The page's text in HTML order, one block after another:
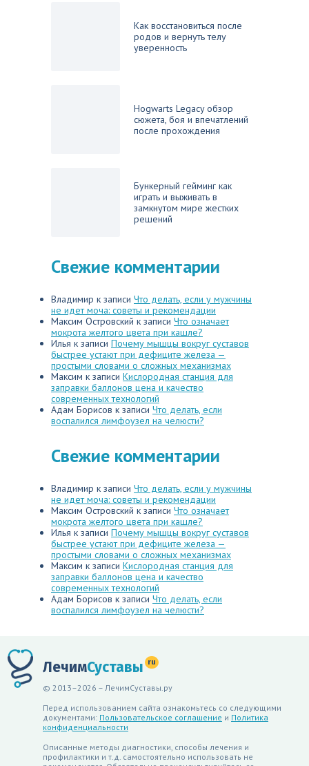
Как восстановиться после
родов и вернуть телу
уверенность
Hogwarts Legacy обзор
сюжета, боя и впечатлений
после прохождения
Бункерный гейминг как
играть и выживать в
замкнутом мире жестких
решений
Свежие комментарии
Владимир к записи Что делать, если у мужчины
не идет моча: советы и рекомендации
Максим Островский к записи Что означает
мокрота желтого цвета при кашле?
Илья к записи Почему мышцы вокруг суставов
быстрее устают при дефиците железа —
простыми словами о сложных механизмах
Максим к записи Кислородная станция для
заправки баллонов цена и качество
современных технологий
Адам Борисов к записи Что делать, если
воспалился лимфоузел на челюсти?
Свежие комментарии
Владимир к записи Что делать, если у мужчины
не идет моча: советы и рекомендации
Максим Островский к записи Что означает
мокрота желтого цвета при кашле?
Илья к записи Почему мышцы вокруг суставов
быстрее устают при дефиците железа —
простыми словами о сложных механизмах
Максим к записи Кислородная станция для
заправки баллонов цена и качество
современных технологий
Адам Борисов к записи Что делать, если
воспалился лимфоузел на челюсти?
ЛечимСуставы ru
© 2013–2026 – ЛечимСуставы.ру
Перед использованием сайта ознакомьтесь со следующими
документами: Пользовательское соглашение и Политика
конфиденциальности
Описанные методы диагностики, способы лечения и
профилактики и т.д. самостоятельно использовать не